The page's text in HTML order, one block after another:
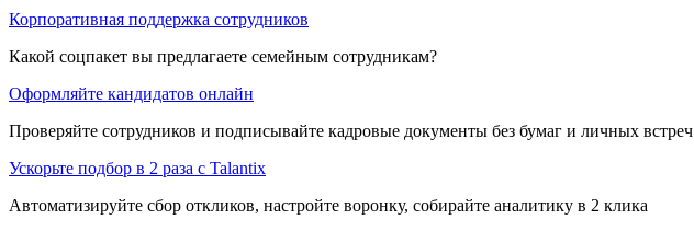
Корпоративная поддержка сотрудников
Какой соцпакет вы предлагаете семейным сотрудникам?
Оформляйте кандидатов онлайн
Проверяйте сотрудников и подписывайте кадровые документы без бумаг и личных встреч
Ускорьте подбор в 2 раза с Talantix
Автоматизируйте сбор откликов, настройте воронку, собирайте аналитику в 2 клика